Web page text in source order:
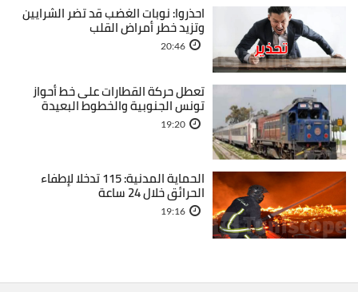
احذروا: نوبات الغضب قد تضر الشرايين
وتزيد خطر أمراض القلب
20:46
تعطل حركة القطارات على خط أحواز
تونس الجنوبية والخطوط البعيدة
19:20
الحماية المدنية: 115 تدخلا لإطفاء
الحرائق خلال 24 ساعة
19:16